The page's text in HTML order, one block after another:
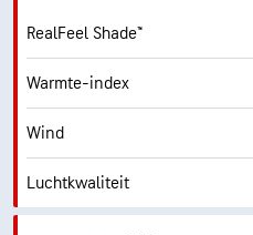
Wolkendek
Zicht
Wolkenplafond
RealFeel Shade™
Warmte-index
Wind
Luchtkwaliteit